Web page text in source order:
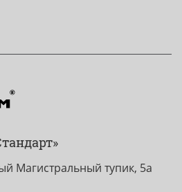
Магистральный тупик, 5а